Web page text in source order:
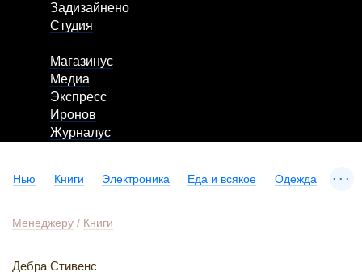
Задизайнено
Студия
Магазинус
Медиа
Экспресс
Иронов
Журналус
Нью Книги Электроника Еда и всякое Одежда ...
Менеджеру / Книги
Дебра Стивенс